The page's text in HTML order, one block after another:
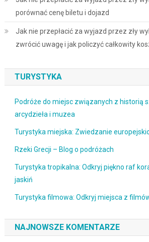
porównać cenę biletu i dojazd
Jak nie przepłacić za wyjazd przez zły
zwrócić uwagę i jak policzyć całkowity
TURYSTYKA
Podróże do miejsc związanych z historią
arcydzieła i muzea
Turystyka miejska: Zwiedzanie
Rzeki Grecji – Blog o podróżach
Turystyka tropikalna: Odkryj piękno raf
jaskiń
Turystyka filmowa: Odkryj miejsca z
NAJNOWSZE KOMENTARZE